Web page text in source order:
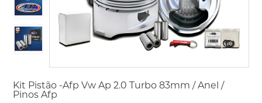
Kit Pistão -Afp Vw Ap 2.0 Turbo 83mm / Anel /
Pinos Afp